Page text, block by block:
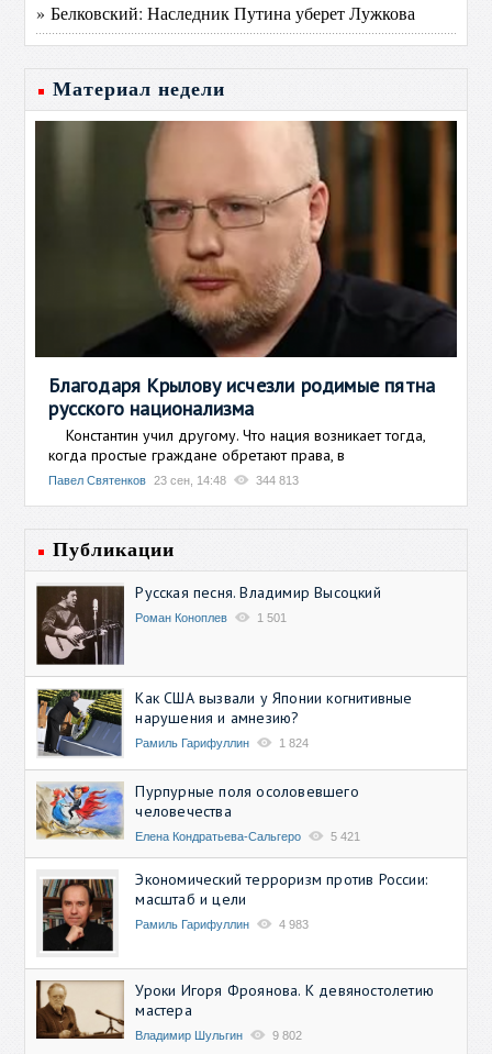
» Белковский: Наследник Путина уберет Лужкова
Материал недели
Благодаря Крылову исчезли родимые пятна
русского национализма
Константин учил другому. Что нация возникает тогда,
когда простые граждане обретают права, в
Павел Святенков 23 сен, 14:48 344 813
Публикации
Русская песня. Владимир Высоцкий
Роман Коноплев 1 501
Как США вызвали у Японии когнитивные
нарушения и амнезию?
Рамиль Гарифуллин 1 824
Пурпурные поля осоловевшего
человечества
Елена Кондратьева-Сальгеро 5 421
Экономический терроризм против России:
масштаб и цели
Рамиль Гарифуллин 4 983
Уроки Игоря Фроянова. К девяностолетию
мастера
Владимир Шульгин 9 802